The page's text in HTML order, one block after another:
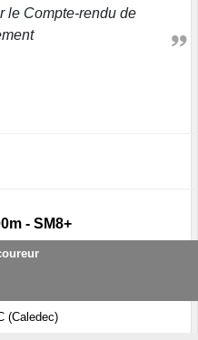
- SM8+
(Caledec)